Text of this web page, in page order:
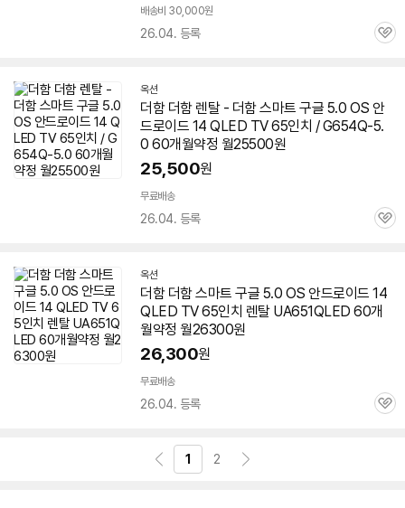
배송비 30,000원
26.04. 등록
관
옥션
더함 더함 렌탈 - 더함 스마트 구글 5.0 OS 안
드로이드 14 QLED TV65인치 / G654Q-5.
0 60개월약정 월25500원
25,500원
무료배송
26.04. 등록
관
옥션
더함 더함 스마트 구글 5.0 OS 안드로이드 14
QLED TV65인치 렌탈 UA651QLED 60개
월약정 월26300원
26,300원
무료배송
26.04. 등록
관
1 2